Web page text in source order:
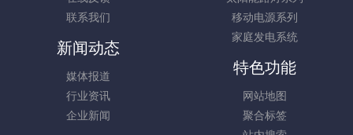
联系我们
移动电源系列
家庭发电系统
新闻动态
媒体报道
行业资讯
企业新闻
特色功能
网站地图
聚合标签